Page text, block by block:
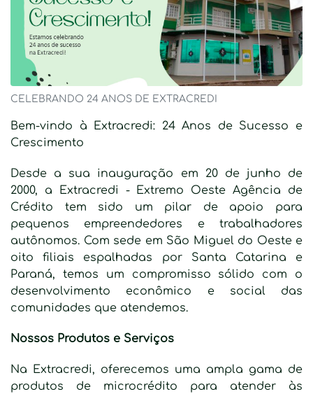
CELEBRANDO 24 ANOS DE EXTRACREDI
Bem-vindo à Extracredi: 24 Anos de Sucesso e
Crescimento
Desde a sua inauguração em 20 de junho de
2000, a Extracredi - Extremo Oeste Agência de
Crédito tem sido um pilar de apoio para
pequenos empreendedores e trabalhadores
autônomos. Com sede em São Miguel do Oeste e
oito filiais espalhadas por Santa Catarina e
Paraná, temos um compromisso sólido com o
desenvolvimento econômico e social das
comunidades que atendemos.
Nossos Produtos e Serviços
Na Extracredi, oferecemos uma ampla gama de
produtos de microcrédito para atender às